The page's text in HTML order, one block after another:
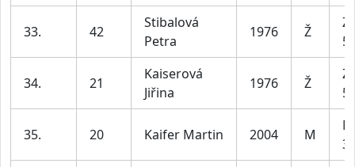
33. 42
Stibalová
Petra
1976 Ž
34. 21
Kaiserová
Jiřina
1976 Ž
35. 20 Kaifer Martin 2004 M